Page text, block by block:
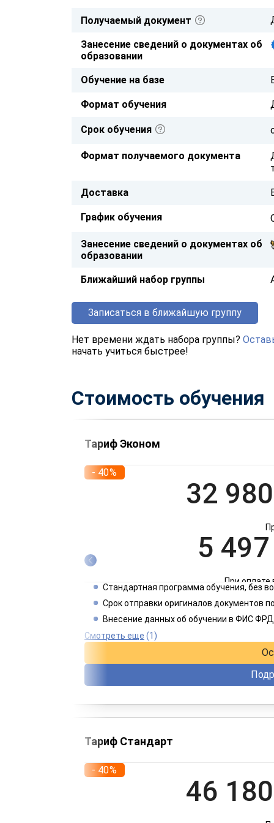
Получаемый документ
Занесение сведений о документах об
образовании
Обучение на базе
Формат обучения
Срок обучения
Формат получаемого документа
Доставка
График обучения
Занесение сведений о документах об
образовании
Ближайший набор группы
Записаться в ближайшую группу
Нет времени ждать набора группы?
начать учиться быстрее!
Стоимость обучения
Тариф Эконом
- 40%
32
5
При оплате
2
Стандартная программа обучения, без
Срок отправки оригиналов документов
Внесение данных об обучении в ФИС
Смотреть еще (1)
Тариф Стандарт
- 40%
46